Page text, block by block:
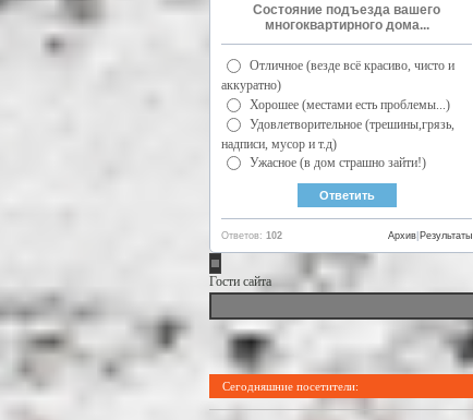
Состояние подъезда вашего
многоквартирного дома...
Отличное (везде всё красиво, чисто и
аккуратно)
Хорошее (местами есть проблемы...)
Удовлетворительное (трешины,грязь,
надписи, мусор и т.д)
Ужасное (в дом страшно зайти!)
Ответов: 102 Результаты
Архив
Гости сайта
Сегодняшние посетители: